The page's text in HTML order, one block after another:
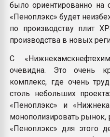
было ориентированно на
«Пеноплэкс» будет
по производству плит
производства в новых
С
очевидна. Это очень
комплекс, где очень
столь небольших
«Пеноплэкс» и
монополизировать рынок,
«Пеноплэкс» для этого